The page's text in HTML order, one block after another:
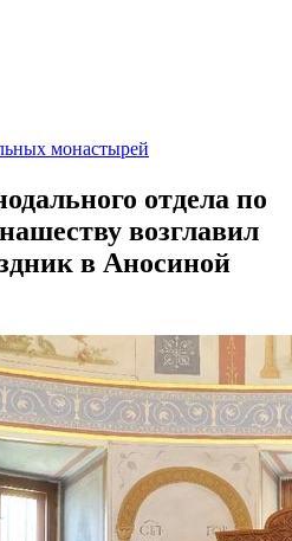
монастырей
отдела по
возглавил
в Аносиной